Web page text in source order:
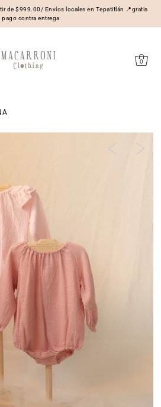
de $999.00/ Envíos locales en Tepatitlán 📍gratis
pago contra entrega
0